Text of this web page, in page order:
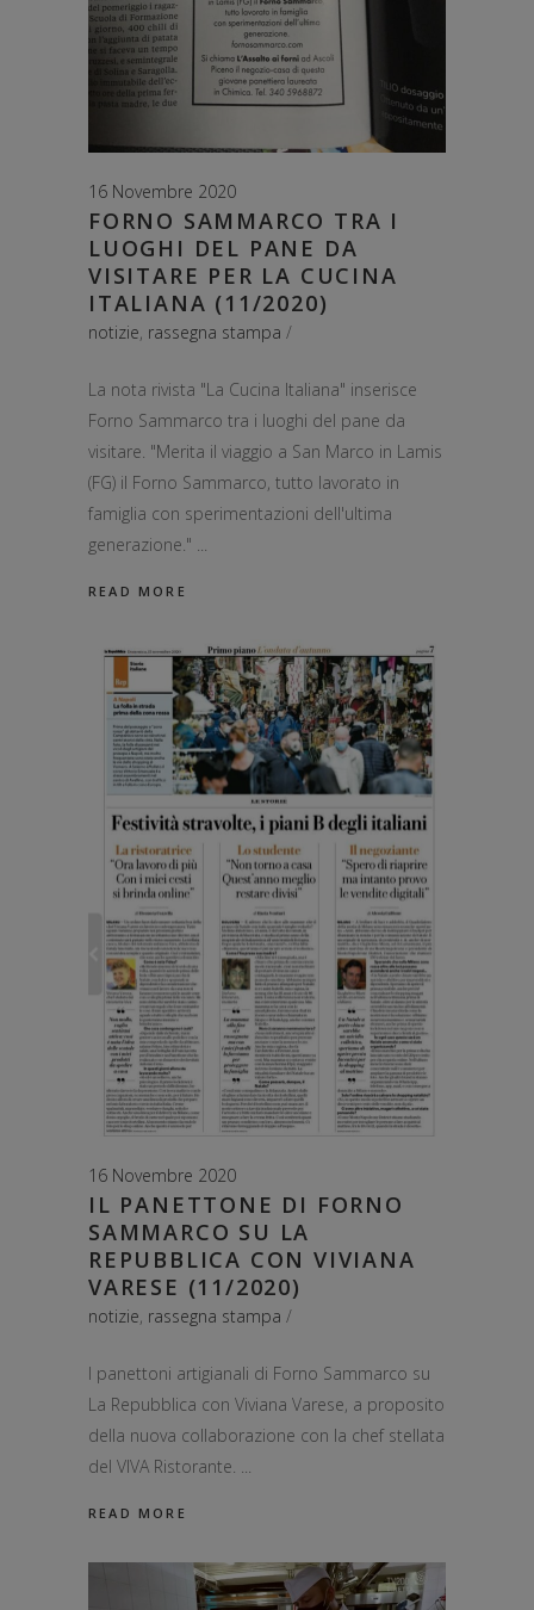
16 Novembre 2020
FORNO SAMMARCO TRA I
LUOGHI DEL PANE DA
VISITARE PER LA CUCINA
ITALIANA (11/2020)
notizie, rassegna stampa
La nota rivista "La Cucina Italiana" inserisce
Forno Sammarco tra i luoghi del pane da
visitare. "Merita il viaggio a San Marco in Lamis
(FG) il Forno Sammarco, tutto lavorato in
famiglia con sperimentazioni dell'ultima
generazione."
READ MORE
16 Novembre 2020
IL PANETTONE DI FORNO
SAMMARCO SU LA
REPUBBLICA CON VIVIANA
VARESE (11/2020)
notizie, rassegna stampa
I panettoni artigianali di Forno Sammarco su
La Repubblica con Viviana Varese, a proposito
della nuova collaborazione con la chef stellata
del VIVA Ristorante.
READ MORE